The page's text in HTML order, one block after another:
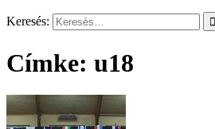
Keresés:
Címke: u18